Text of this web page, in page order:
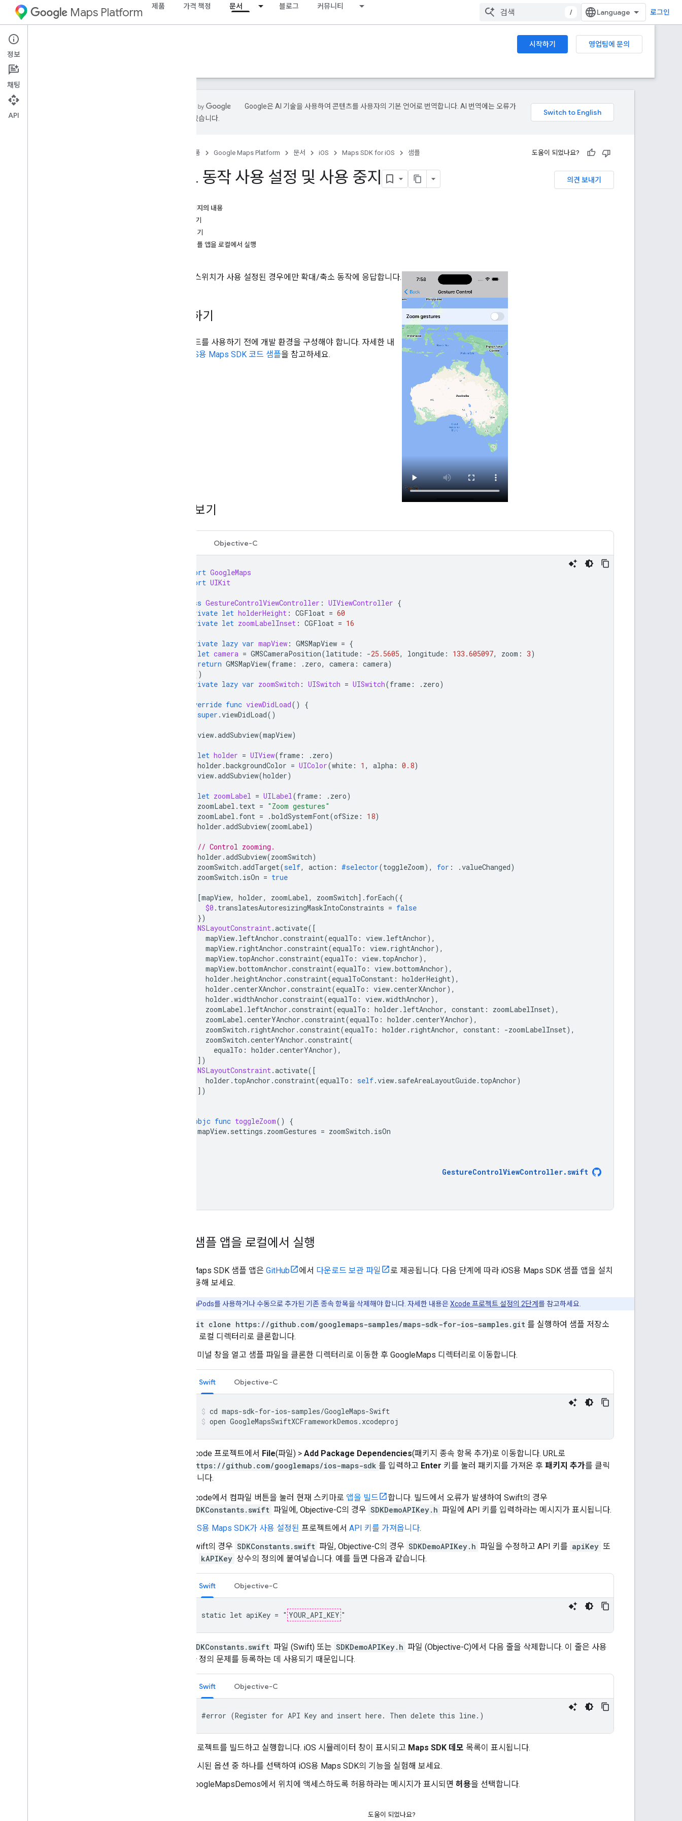
Maps Platform 제품 가격 책정 문서 블로그 커뮤니티
/ 로그인
iOS 시작하기
영업팀에 문의
가이드
Google은 AI 기술을 사용하여 콘텐츠를 사용자의 기본 언어로 번역합니다. AI 번역에는 오류가
있을 수 있습니다.
제품 Google Maps Platform 문서 iOS Maps SDK for iOS 샘플 도움이 되었나요?
의견 보내기
지도 동작 사용 설정 및 사용 중지
이 페이지의 내용
시작하기
코드 보기
전체 샘플 앱을 로컬에서 실행
지도는 스위치가 사용 설정된 경우에만 확대/축소 동작에 응답합니다.
시작하기
샘플 코드를 사용하기 전에 개발 환경을 구성해야 합니다. 자세한 내
iOS용 Maps SDK 코드 샘플을 참고하세요.
코드 보기
Objective-C
import GoogleMaps
import UIKit
class GestureControlViewController : UIViewController {
private let holderHeight : CGFloat = 60
private let zoomLabelInset : CGFloat = 16
private lazy var mapView : GMSMapView = {
let camera = GMSCameraPosition(latitude : -25.5605, longitude : 133.605097, zoom : 3)
return GMSMapView(frame : . zero, camera : camera)
}()
private lazy var zoomSwitch : UISwitch = UISwitch(frame : . zero)
override func viewDidLoad()
{
super .viewDidLoad()
view.addSubview(mapView)
let holder = UIView(frame : . zero)
holder .backgroundColor = UIColor(white : 1 , alpha : 0.8)
view.addSubview(holder)
let zoomLabel = UILabel(frame : . zero)
zoomLabel . text = "Zoom gestures"
zoomLabel . font = .boldSystemFont(ofSize : 18)
holder .addSubview(zoomLabel)
// Control zooming.
holder .addSubview(zoomSwitch)
zoomSwitch .addTarget(self, action : #selector(toggleZoom), for : .valueChanged)
zoomSwitch . isOn = true
[mapView, holder, zoomLabel, zoomSwitch]. forEach({
$0 . translatesAutoresizingMaskIntoConstraints = false
})
NSLayoutConstraint.activate([
mapView. leftAnchor .constraint(equalTo : view. leftAnchor),
mapView. rightAnchor .constraint(equalTo : view. rightAnchor),
mapView. topAnchor .constraint(equalTo : view. topAnchor),
mapView.bottomAnchor .constraint(equalTo : view.bottomAnchor),
holder .heightAnchor .constraint(equalToConstant : holderHeight),
holder .centerXAnchor .constraint(equalTo : view.centerXAnchor),
holder .widthAnchor .constraint(equalTo : view.widthAnchor),
zoomLabel . leftAnchor .constraint(equalTo : holder . leftAnchor, constant : zoomLabelInset),
zoomLabel .centerYAnchor .constraint(equalTo : holder .centerYAnchor),
zoomSwitch . rightAnchor .constraint(equalTo : holder . rightAnchor, constant : -zoomLabelInset),
zoomSwitch .centerYAnchor .constraint(
equalTo : holder .centerYAnchor),
])
NSLayoutConstraint.activate([
holder . topAnchor .constraint(equalTo : self.view. safeAreaLayoutGuide. topAnchor)
])
@objc func toggleZoom()
{
mapView. settings . zoomGestures = zoomSwitch . isOn
GestureControlViewController.swift
전체 샘플 앱을 로컬에서 실행
iOS용 Maps SDK 샘플 앱은 GitHub 에서 다운로드 보관 파일
로 제공됩니다. 다음 단계에 따라 iOS용 Maps SDK 샘플 앱을 설치
하고 사용해 보세요.
CocoaPods를 사용하거나 수동으로 추가된 기존 종속 항목을 삭제해야 합니다. 자세한 내용은Xcode 프로젝트 설정의 2단계 를 참고하세요.
git clone https://github.com/googlemaps-samples/maps-sdk-for-ios-samples.git 를 실행하여 샘플 저장소
를 로컬 디렉터리로 클론합니다.
터미널 창을 열고 샘플 파일을 클론한 디렉터리로 이동한 후 GoogleMaps 디렉터리로 이동합니다.
Swift Objective-C
open GoogleMapsSwiftXCFrameworkDemos.xcodeproj
Xcode 프로젝트에서 File(파일) > Add Package Dependencies(패키지 종속 항목 추가)로 이동합니다. URL로
https://github.com/googlemaps/ios-maps-sdk 를 입력하고 Enter 키를 눌러 패키지를 가져온 후 패키지 추가를 클릭
합니다.
Xcode에서 컴파일 버튼을 눌러 현재 스키마로 앱을 빌드
합니다. 빌드에서 오류가 발생하여 Swift의 경우
SDKConstants.swift 파일에, Objective-C의 경우 SDKDemoAPIKey.h 파일에 API 키를 입력하라는 메시지가 표시됩니다.
iOS용 Maps SDK가 사용 설정된 프로젝트에서 API 키를 가져옵니다.
Swift의 경우 SDKConstants.swift 파일, Objective-C의 경우 SDKDemoAPIKey.h 파일을 수정하고 API 키를 apiKey 또
kAPIKey 상수의 정의에 붙여넣습니다. 예를 들면 다음과 같습니다.
Swift Objective-C
static let apiKey = " YOUR_API_KEY "
SDKConstants.swift 파일 (Swift) 또는 SDKDemoAPIKey.h 파일 (Objective-C)에서 다음 줄을 삭제합니다. 이 줄은 사용
자 정의 문제를 등록하는 데 사용되기 때문입니다.
Swift Objective-C
#error (Register for API Key and insert here. Then delete this line.)
프로젝트를 빌드하고 실행합니다. iOS 시뮬레이터 창이 표시되고 Maps SDK 데모 목록이 표시됩니다.
표시된 옵션 중 하나를 선택하여 iOS용 Maps SDK의 기능을 실험해 보세요.
GoogleMapsDemos에서 위치에 액세스하도록 허용하라는 메시지가 표시되면 허용을 선택합니다.
도움이 되었나요?
정보
채팅
API